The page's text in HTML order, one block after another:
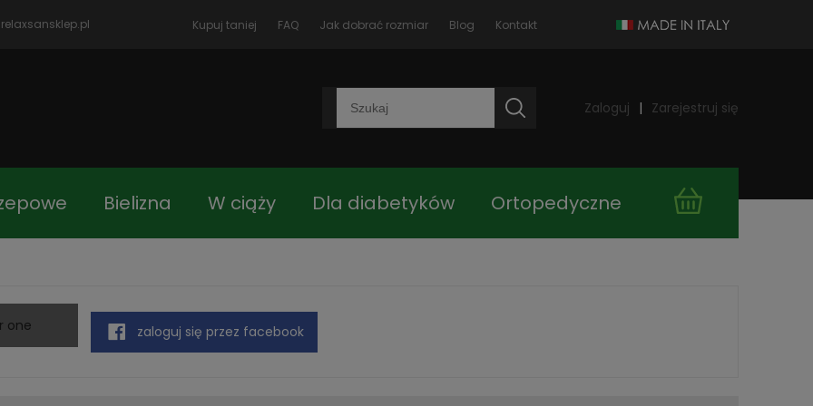
Kupuj taniej FAQ Jak dobrać rozmiar Blog Kontakt
Zaloguj Zarejestruj się
Bielizna W ciąży Dla diabetyków Ortopedyczne
Asortyment
one zaloguj się przez facebook